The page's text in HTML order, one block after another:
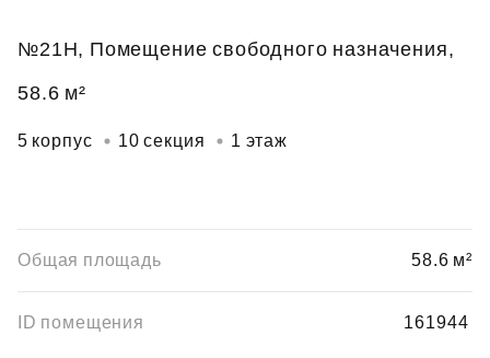
№21Н, Помещение свободного назначения,
58.6 м²
5 корпус 10 секция 1 этаж
Общая площадь 58.6 м²
ID помещения 161944